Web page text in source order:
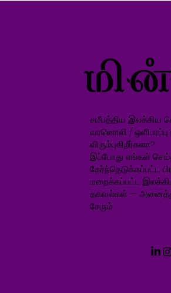
சமீபத்திய இலக்கிய
வானொலி / ஒளிபரப்பு
விரும்புகிறீர்களா?
இப்போது எங்கள்
தேர்ந்தெடுக்கப்பட்ட
மறைக்கப்பட்ட இலக்கிய
தகவல்கள் —
சேரும்.